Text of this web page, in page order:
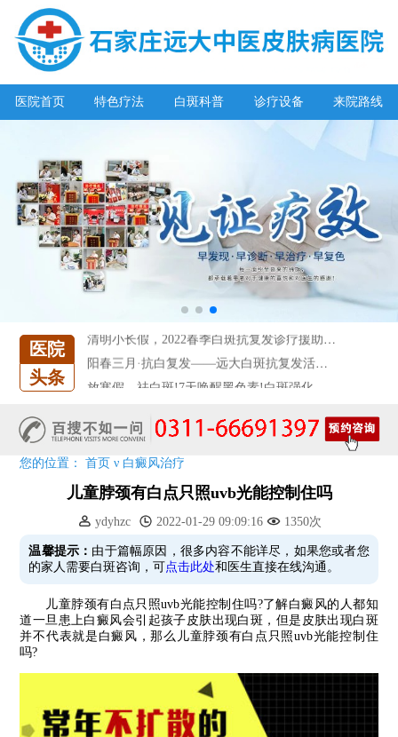
医院首页 特色疗法 白斑科普 诊疗设备 来院路线
医院
头条
7天唤醒黑色素，寒假不留白 体面迎新年!
特邀原清华大学第一附属医院皮肤科主任28-29日来院会诊
预约从速!远大白转黑分享活动即将开幕!特邀北京专家来院坐诊!
恭贺伍德镜检查系统成功落户!暑期超强福利点击领取!
【世界白癜风日】白斑0元普查，更有多重福利千万别错过!
欢乐六一 “粽”享端午——彩绘童画世界 留住美丽瞬间
特邀原清华大学第一附属医院皮肤科主任28-29日来院会诊
您的位置：首页 ν 白癜风治疗
儿童脖颈有白点只照uvb光能控制住吗
ydyhzc 2022-01-29 09:09:16 1350次
温馨提示： 由于篇幅原因，很多内容不能详尽，如果您或者您
的家人需要白斑咨询，可点击此处和医生直接在线沟通。
儿童脖颈有白点只照uvb光能控制住吗?了解白癜风的人都知
道一旦患上白癜风会引起孩子皮肤出现白斑，但是皮肤出现白斑
并不代表就是白癜风，那么儿童脖颈有白点只照uvb光能控制住
吗?